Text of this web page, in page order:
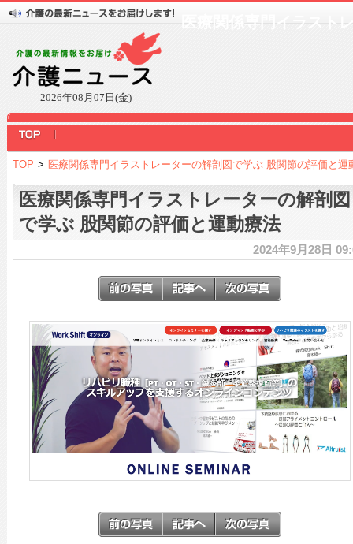
2026年08月07日(金)
医療関係専門イラスト
TOP > 医療関係専門イラストレーターの解剖図で学ぶ 股関節の評価と運
医療関係専門イラストレーターの解剖図
で学ぶ 股関節の評価と運動療法
2024年9月28日